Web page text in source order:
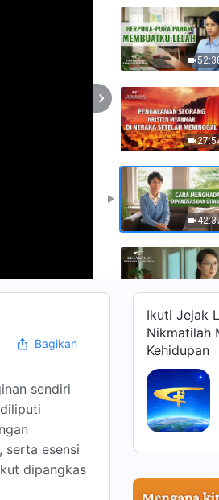
55:01
Bagikan
sendiri
serta esensi
dipangkas
Ikuti Jejak
Nikmatilah
Kehidupan